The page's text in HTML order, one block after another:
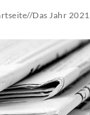
//Das Jahr 2021